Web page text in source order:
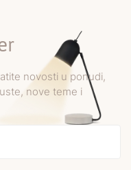
novosti u ponudi,
nove teme i